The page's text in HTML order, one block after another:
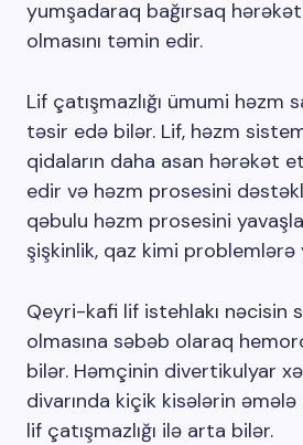
yumşadaraq bağırsaq
olmasını təmin edir.
Lif çatışmazlığı ümumi həzm
təsir edə bilər. Lif, həzm
qidaların daha asan hərəkət
edir və həzm prosesini
qəbulu həzm prosesini
şişkinlik, qaz kimi problemlərə
Qeyri-kafi lif istehlakı nəcisin
olmasına səbəb olaraq
bilər. Həmçinin divertikulyar
divarında kiçik kisələrin
lif çatışmazlığı ilə arta bilər.